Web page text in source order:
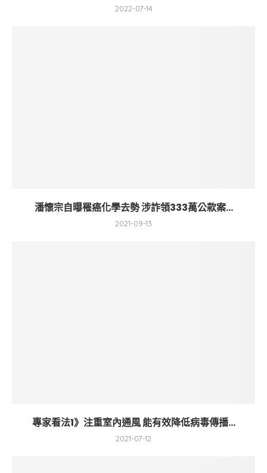
2022-07-14
潘懷宗自曝罹癌化學去勢 涉詐領333萬公款案...
2021-09-13
專家看法1》注重室內通風 能有效降低病毒傳播...
2021-07-12